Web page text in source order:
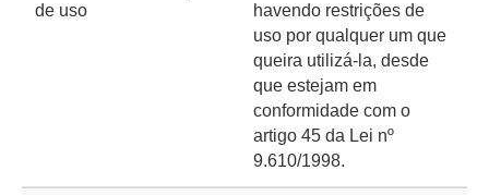
de uso
havendo restrições de
uso por qualquer um que
queira utilizá-la, desde
que estejam em
conformidade com o
artigo 45 da Lei nº
9.610/1998.